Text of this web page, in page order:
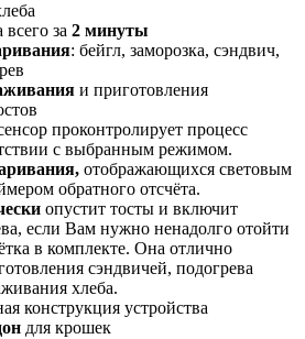
за 2 минуты
: бейгл, заморозка, сэндвич,
и приготовления
проконтролирует процесс
с выбранным режимом.
отображающихся световым
обратного отсчёта.
опустит тосты и включит
если Вам нужно ненадолго отойти
в комплекте. Она отлично
сэндвичей, подогрева
хлеба.
конструкция устройства
для крошек